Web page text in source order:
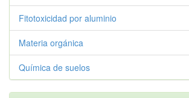
Fitotoxicidad por aluminio
Materia orgánica
Química de suelos